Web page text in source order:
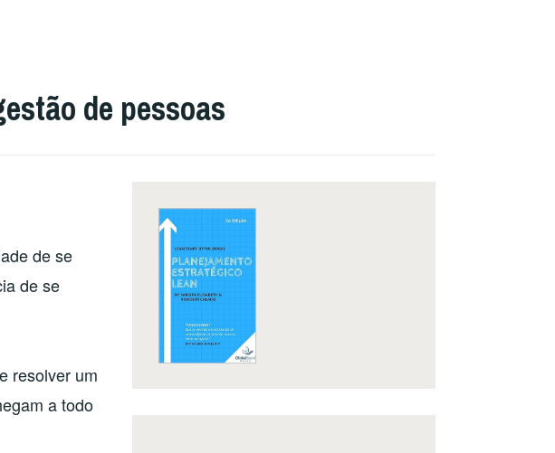
de pessoas
de se
de se
resolver um
a todo